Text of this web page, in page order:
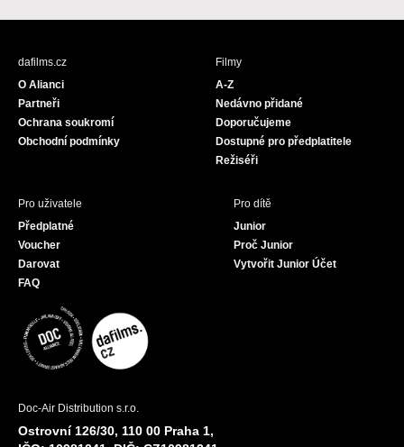
c
s
u
dafilms.cz
O Alianci
Partneři
Ochrana soukromí
Obchodní podmínky
Filmy
A-Z
Nedávno přidané
Doporučujeme
Dostupné pro předplatitele
Režiséři
Pro uživatele
Předplatné
Voucher
Darovat
FAQ
Pro dítě
Junior
Proč Junior
Vytvořit Junior Účet
Doc-Air Distribution s.r.o.
Ostrovní 126/30, 110 00 Praha 1,